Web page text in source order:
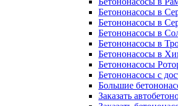
Бетононасосы в
Бетононасосы в
Бетононасосы в
Бетононасосы в
Бетононасосы в
Бетононасосы
Бетононасосы с
Большие
Заказать